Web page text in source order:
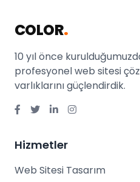
COLOR.
10 yıl önce
profesyonel web sitesi
varlıklarını güçlendirdik.
Hizmetler
Web Sitesi Tasarım